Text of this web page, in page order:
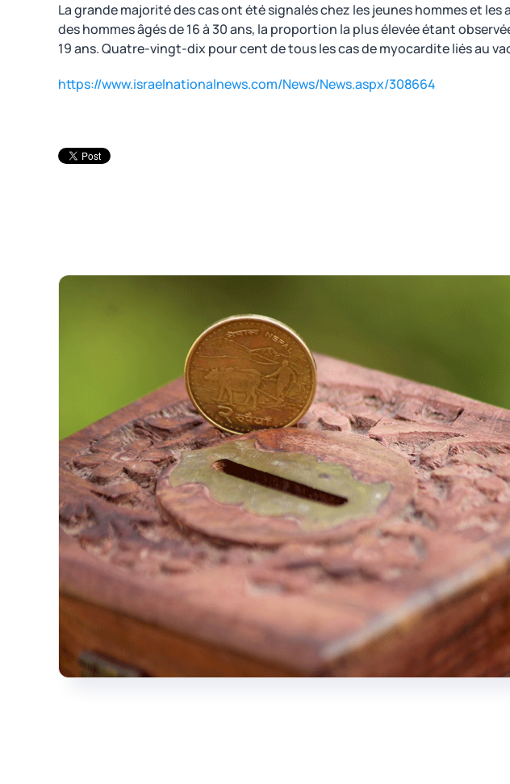
La grande majorité des cas ont été signalés chez les jeunes hommes et
des hommes âgés de 16 à 30 ans, la proportion la plus élevée étant
19 ans. Quatre-vingt-dix pour cent de tous les cas de myocardite liés au
https://www.israelnationalnews.com/News/News.aspx/308664